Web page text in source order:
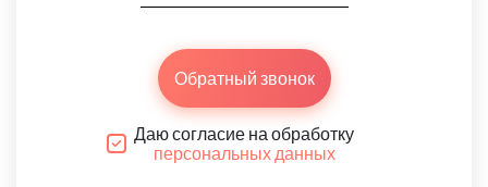
Обратный звонок
Даю согласие на обработку
персональных данных